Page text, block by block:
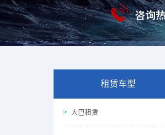
租赁车型
大巴租赁